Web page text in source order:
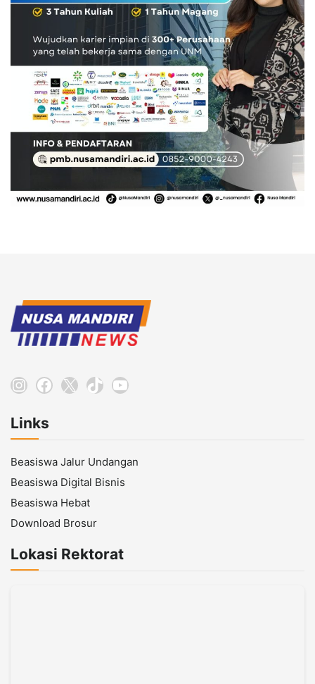
Instagram
Facebook
X TikTokYouTube
Links
Beasiswa Jalur Undangan
Beasiswa Digital Bisnis
Beasiswa Hebat
Download Brosur
Lokasi Rektorat